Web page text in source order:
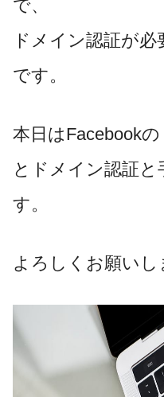
で、
ドメイン認証が
です。
本日はFacebook
とドメイン認証と
す。
よろしくお願いし